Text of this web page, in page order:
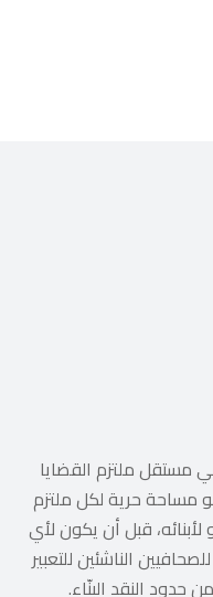
مستقل ملتزم القضايا
مساحة حرية لكل ملتزم
قبل أن يكون لأي
الناشئين للتعبير
النقد البنّاء.